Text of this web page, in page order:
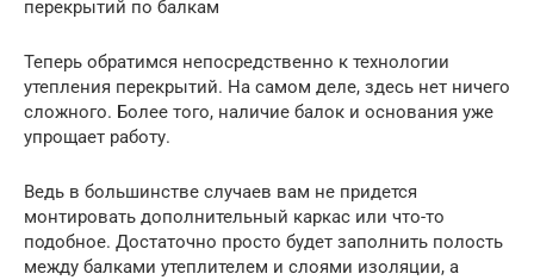
перекрытий по балкам
Теперь обратимся непосредственно к технологии
утепления перекрытий. На самом деле, здесь нет ничего
сложного. Более того, наличие балок и основания уже
упрощает работу.
Ведь в большинстве случаев вам не придется
монтировать дополнительный каркас или что-то
подобное. Достаточно просто будет заполнить полость
между балками утеплителем и слоями изоляции, а